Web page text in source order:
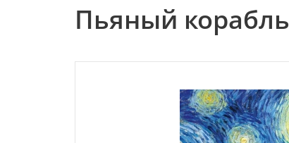
Пьяный корабль